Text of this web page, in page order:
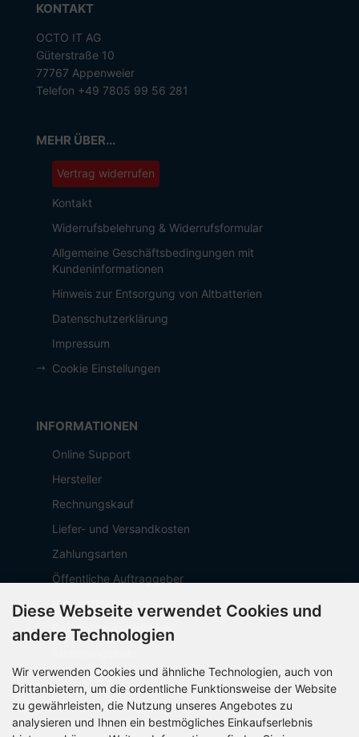
KONTAKT
OCTO IT AG
Güterstraße 10
77767 Appenweier
Telefon +49 7805 99 56 281
MEHR ÜBER...
Vertrag widerrufen
Kontakt
Widerrufsbelehrung & Widerrufsformular
Allgemeine Geschäftsbedingungen mit
Kundeninformationen
Hinweis zur Entsorgung von Altbatterien
Datenschutzerklärung
Impressum
Cookie Einstellungen
INFORMATIONEN
Online Support
Hersteller
Rechnungskauf
Liefer- und Versandkosten
Zahlungsarten
Öffentliche Auftraggeber
Geschäftskunden
Beschaffungsplattform
Über OCTO IT
Sitemap
Diese Webseite verwendet Cookies und
andere Technologien
Wir verwenden Cookies und ähnliche Technologien, auch von
Drittanbietern, um die ordentliche Funktionsweise der Website
zu gewährleisten, die Nutzung unseres Angebotes zu
analysieren und Ihnen ein bestmögliches Einkaufserlebnis